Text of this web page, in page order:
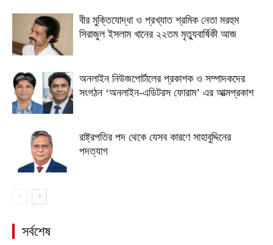
বীর মুক্তিযোদ্ধা ও প্রখ্যাত শ্রমিক নেতা মরহুম
সিরাজুল ইসলাম খানের ২২তম মৃত্যুবার্ষিকী আজ
অনলাইন নিউজপোর্টালের প্রকাশক ও সম্পাদকদের
সংগঠন ‘অনলাইন-এডিটরস ফোরাম’ এর আত্মপ্রকাশ
রাষ্ট্রপতির পদ থেকে যেসব কারণে সাহাবুদ্দিনের
পদত্যাগ
সর্বশেষ